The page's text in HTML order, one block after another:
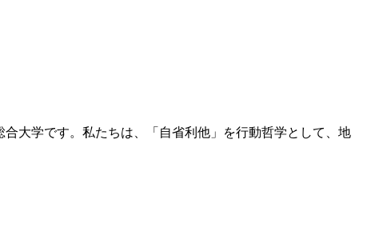
大学です。私たちは、「自省利他」を行動哲学として、地